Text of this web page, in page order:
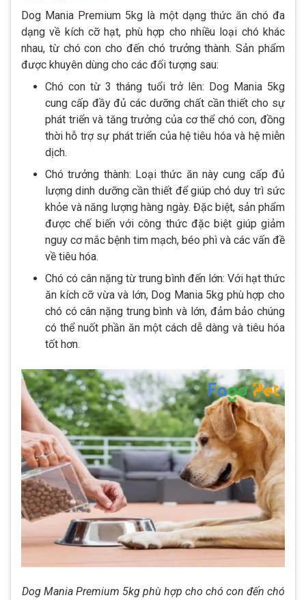
Dog Mania Premium 5kg là một dạng thức ăn chó đa
dạng về kích cỡ hạt, phù hợp cho nhiều loại chó khác
nhau, từ chó con cho đến chó trưởng thành. Sản phẩm
được khuyên dùng cho các đối tượng sau:
Chó con từ 3 tháng tuổi trở lên: Dog Mania 5kg
cung cấp đầy đủ các dưỡng chất cần thiết cho sự
phát triển và tăng trưởng của cơ thể chó con, đồng
thời hỗ trợ sự phát triển của hệ tiêu hóa và hệ miễn
dịch.
Chó trưởng thành: Loại thức ăn này cung cấp đủ
lượng dinh dưỡng cần thiết để giúp chó duy trì sức
khỏe và năng lượng hàng ngày. Đặc biệt, sản phẩm
được chế biến với công thức đặc biệt giúp giảm
nguy cơ mắc bệnh tim mạch, béo phì và các vấn đề
về tiêu hóa.
Chó có cân nặng từ trung bình đến lớn: Với hạt thức
ăn kích cỡ vừa và lớn, Dog Mania 5kg phù hợp cho
chó có cân nặng trung bình và lớn, đảm bảo chúng
có thể nuốt phần ăn một cách dễ dàng và tiêu hóa
tốt hơn.
Dog Mania Premium 5kg phù hợp cho chó con đến chó